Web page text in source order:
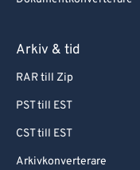
Arkiv & tid
RAR till Zip
PST till EST
CST till EST
Arkivkonverterare